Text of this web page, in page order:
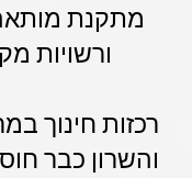
מתקנת
ורשויות
רכזות חינוך